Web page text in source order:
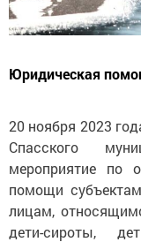
Юридическая
20 ноября 2023
Спасского
мероприятие по
помощи
лицам,
дети-сироты,